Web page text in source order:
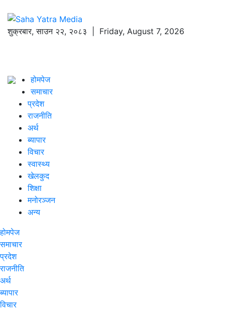
शुक्रबार,साउन २२, २०८३ | Friday, August 7, 2026
होमपेज
समाचार
प्रदेश
राजनीति
अर्थ
ब्यापार
विचार
स्वास्थ्य
खेलकुद
शिक्षा
मनोरञ्जन
अन्य
होमपेज
समाचार
प्रदेश
राजनीति
अर्थ
ब्यापार
विचार